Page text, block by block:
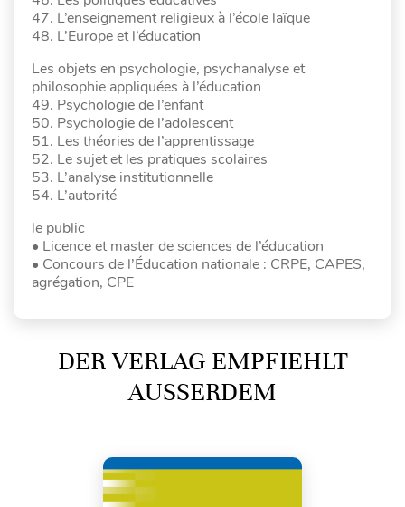
47. L’enseignement religieux à l’école laïque
48. L’Europe et l’éducation
Les objets en psychologie, psychanalyse et
philosophie appliquées à l’éducation
49. Psychologie de l’enfant
50. Psychologie de l’adolescent
51. Les théories de l’apprentissage
52. Le sujet et les pratiques scolaires
53. L’analyse institutionnelle
54. L’autorité
le public
• Licence et master de sciences de l’éducation
• Concours de l’Éducation nationale : CRPE, CAPES,
agrégation, CPE
DER VERLAG EMPFIEHLT
AUSSERDEM